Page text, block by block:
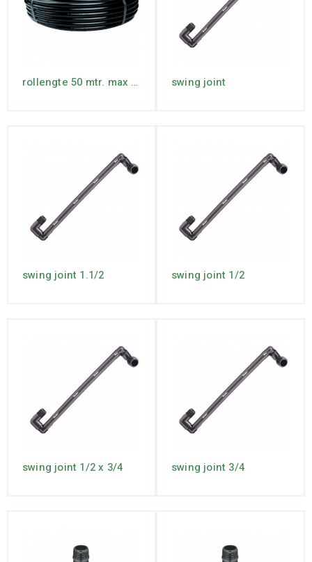
rollengte 50 mtr. max lengte 74 mtr swing joint
swing joint 1.1/2 swing joint 1/2
swing joint 1/2 x 3/4 swing joint 3/4